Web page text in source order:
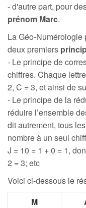
- d'autre part, pour
prénom Marc.
La Géo-
deux premiers
- Le principe de
chiffres. Chaque
2, C = 3, et ainsi de
- Le principe de la
réduire l’ensemble
dit autrement, tous
nombre à un seul
J = 10 = 1 + 0 = 1,
2 = 3; etc
Voici ci-dessous le
M